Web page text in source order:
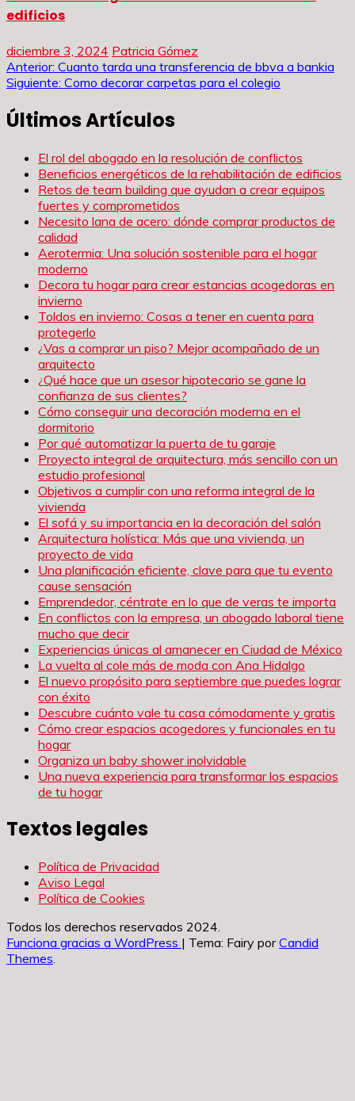
edificios
diciembre 3, 2024 Patricia Gómez
Navegación
entradas
Anterior: Cuanto tarda una transferencia de bbva a bankia
Siguiente: Como decorar carpetas para el colegio
Últimos Artículos
El rol del abogado en la resolución de conflictos
Beneficios energéticos de la rehabilitación de edificios
Retos de team building que ayudan a crear equipos
fuertes y comprometidos
Necesito lana de acero: dónde comprar productos de
calidad
Aerotermia: Una solución sostenible para el hogar
moderno
Decora tu hogar para crear estancias acogedoras en
invierno
Toldos en invierno: Cosas a tener en cuenta para
protegerlo
¿Vas a comprar un piso? Mejor acompañado de un
arquitecto
¿Qué hace que un asesor hipotecario se gane la
confianza de sus clientes?
Cómo conseguir una decoración moderna en el
dormitorio
Por qué automatizar la puerta de tu garaje
Proyecto integral de arquitectura, más sencillo con un
estudio profesional
Objetivos a cumplir con una reforma integral de la
vivienda
El sofá y su importancia en la decoración del salón
Arquitectura holística: Más que una vivienda, un
proyecto de vida
Una planificación eficiente, clave para que tu evento
cause sensación
Emprendedor, céntrate en lo que de veras te importa
En conflictos con la empresa, un abogado laboral tiene
mucho que decir
Experiencias únicas al amanecer en Ciudad de México
La vuelta al cole más de moda con Ana Hidalgo
El nuevo propósito para septiembre que puedes lograr
con éxito
Descubre cuánto vale tu casa cómodamente y gratis
Cómo crear espacios acogedores y funcionales en tu
hogar
Organiza un baby shower inolvidable
Una nueva experiencia para transformar los espacios
de tu hogar
Textos legales
Política de Privacidad
Aviso Legal
Política de Cookies
Todos los derechos reservados 2024.
Funciona gracias a WordPress | Tema: Fairy porCandid
Themes.